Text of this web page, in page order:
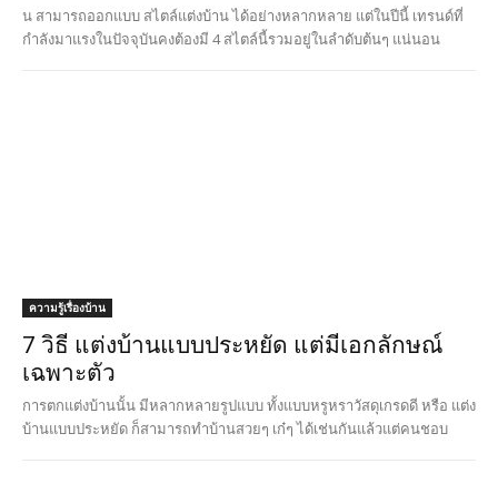
น สามารถออกแบบ สไตล์แต่งบ้าน ได้อย่างหลากหลาย แต่ในปีนี้ เทรนด์ที่
กำลังมาแรงในปัจจุบันคงต้องมี 4 สไตล์นี้รวมอยู่ในลำดับต้นๆ แน่นอน
ความรู้เรื่องบ้าน
7 วิธี แต่งบ้านแบบประหยัด แต่มีเอกลักษณ์
เฉพาะตัว
การตกแต่งบ้านนั้น มีหลากหลายรูปแบบ ทั้งแบบหรูหราวัสดุเกรดดี หรือ แต่ง
บ้านแบบประหยัด ก็สามารถทำบ้านสวยๆ เก๋ๆ ได้เช่นกันแล้วแต่คนชอบ